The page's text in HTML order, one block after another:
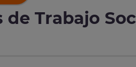
de Trabajo